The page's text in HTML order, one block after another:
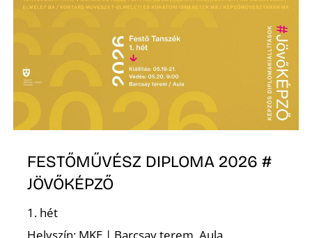
FESTŐMŰVÉSZ DIPLOMA 2026 #
JÖVŐKÉPZŐ
1. hét
Helyszín: MKE | Barcsay terem, Aula